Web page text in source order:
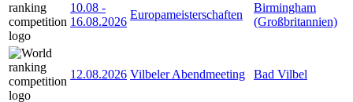
10.08 -
16.08.2026
Europameisterschaften
Birmingham
(Großbritannien)
12.08.2026 Vilbeler Abendmeeting Bad Vilbel